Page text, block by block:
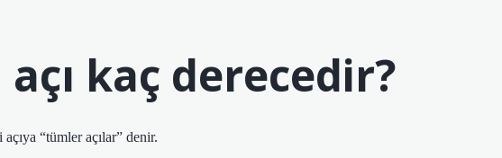
kaç derecedir?
“tümler açılar” denir.